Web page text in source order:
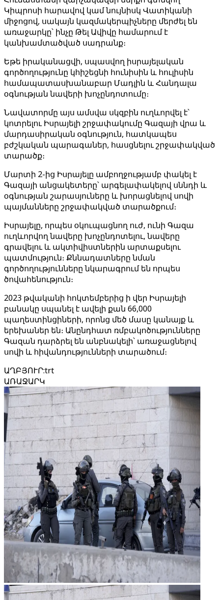
Կիպրոսի հարավով կամ նույնիսկ Վատիկանի
միջոցով, սակայն կազմակերպիչները մերժել են
առաջարկը՝ ինչը Թել Ավիվը համարում է
կանխամտածված սադրանք։
Եթե իրականացվի, սպասվող իսրայելական
գործողությունը կհիշեցնի հունիսին և հուլիսին
համապատասխանաբար Մադլին և Հանդալա
օգնության նավերի խոչընդոտումը։
Նավատորմը այս ամսվա սկզբին ուղևորվել է՝
կոտրելու Իսրայելի շրջափակումը Գազայի վրա և
մարդասիրական օգնություն, հատկապես
բժշկական պարագաներ, հասցնելու շրջափակված
տարածք։
Մարտի 2-ից Իսրայելը ամբողջությամբ փակել է
Գազայի անցակետերը՝ արգելափակելով սննդի և
օգնության շարասյուները և խորացնելով սովի
պայմանները շրջափակված տարածքում։
Իսրայելը, որպես օկուպացնող ուժ, ունի Գազա
ուղևորվող նավերը խոչընդոտելու, նավերը
գրավելու և ակտիվիստներին արտաքսելու
պատմություն։ Քննադատները նման
գործողությունները նկարագրում են որպես
ծովահենություն։
2023 թվականի հոկտեմբերից ի վեր Իսրայելի
բանակը սպանել է ավելի քան 66,000
պաղեստինցիների, որոնց մեծ մասը կանայք և
երեխաներ են։ Անընդհատ ռմբակոծությունները
Գազան դարձրել են անբնակելի՝ առաջացնելով
սովի և հիվանդությունների տարածում։
ԱՂԲՅՈՒՐ:trt
ԱՌԱՋԱՐԿ